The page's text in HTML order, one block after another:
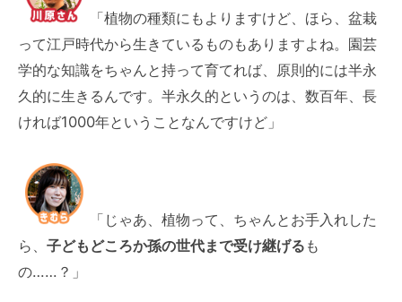
「植物の種類にもよりますけど、ほら、盆栽
って江戸時代から生きているものもありますよね。園芸
学的な知識をちゃんと持って育てれば、原則的には半永
久的に生きるんです。半永久的というのは、数百年、長
ければ1000年ということなんですけど」
「じゃあ、植物って、ちゃんとお手入れした
ら、 子どもどころか孫の世代まで受け継げる も
の……？」